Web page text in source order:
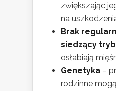
zwiększając
na
Brak
siedzący
osłabiają
Genetyka –
rodzinne